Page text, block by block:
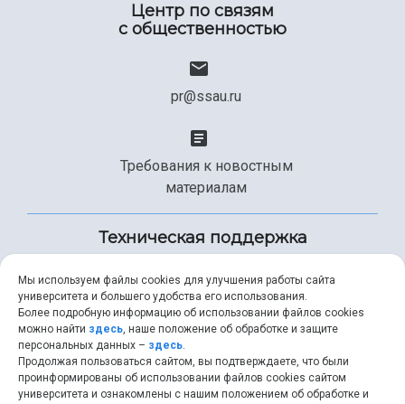
Центр по связям
с общественностью
pr@ssau.ru
Требования к новостным
материалам
Техническая поддержка
+7 (846) 267-49-99
help@ssau.ru
Мы используем файлы cookies для улучшения работы сайта
университета и большего удобства его использования.
Более подробную информацию об использовании файлов cookies
можно найти здесь, наше положение об обработке и защите
персональных данных – здесь.
Продолжая пользоваться сайтом, вы подтверждаете, что были
проинформированы об использовании файлов cookies сайтом
университета и ознакомлены с нашим положением об обработке и